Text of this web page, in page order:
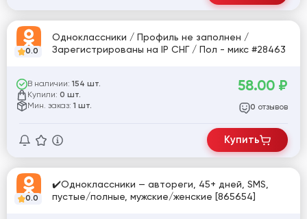
0.0
Одноклассники / Профиль не заполнен /
Зарегистрированы на IP СНГ / Пол - микс #28463
В наличии: 154 шт.
Купили: 0 шт.
Мин. заказ: 1 шт.
58.00 ₽
0 отзывов
Купить
0.0
✔️Одноклассники — автореги, 45+ дней, SMS,
пустые/полные, мужские/женские [865654]